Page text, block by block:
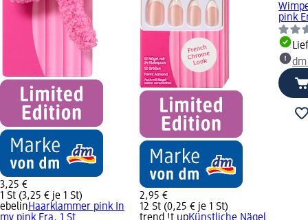
3,25 €
1 St (3,25 € je 1 St)
ebelinHaarklammer pink In
my pink Era, 1 St
2,95 €
12 St (0,25 € je 1 St)
trend !t upKünstliche Nägel
pink